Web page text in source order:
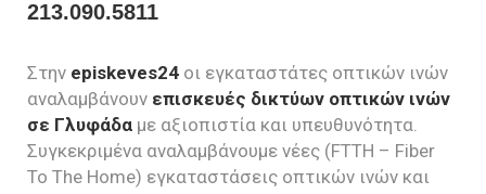
213.090.5811
Στην episkeves24 οι εγκαταστάτες οπτικών ινών
αναλαμβάνουν επισκευές δικτύων οπτικών ινών
σε Γλυφάδα με αξιοπιστία και υπευθυνότητα.
Συγκεκριμένα αναλαμβάνουμε νέες (FTTH – Fiber
To The Home) εγκαταστάσεις οπτικών ινών και